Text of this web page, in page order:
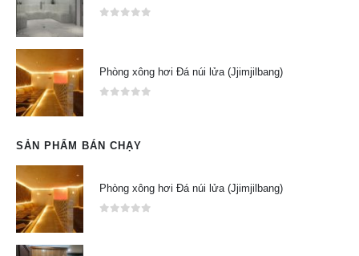
Phòng xông hơi Đá núi lửa (Jjimjilbang)
SẢN PHẨM BÁN CHẠY
Phòng xông hơi Đá núi lửa (Jjimjilbang)